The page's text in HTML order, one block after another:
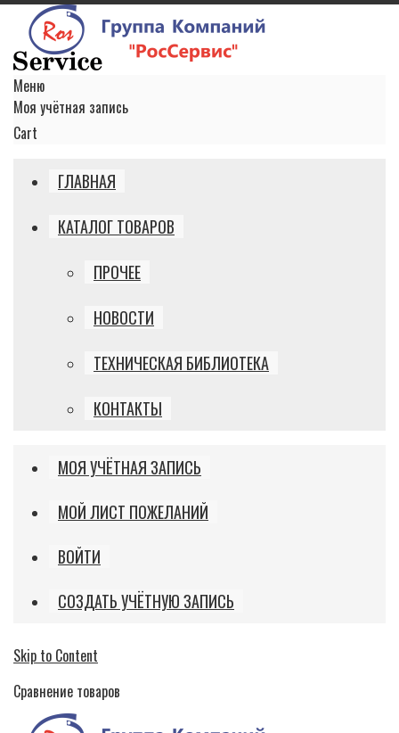
Меню
Моя учётная запись
Cart
ГЛАВНАЯ
КАТАЛОГ ТОВАРОВ
ПРОЧЕЕ
НОВОСТИ
ТЕХНИЧЕСКАЯ БИБЛИОТЕКА
КОНТАКТЫ
МОЯ УЧЁТНАЯ ЗАПИСЬ
МОЙ ЛИСТ ПОЖЕЛАНИЙ
ВОЙТИ
СОЗДАТЬ УЧЁТНУЮ ЗАПИСЬ
Skip to Content
Сравнение товаров